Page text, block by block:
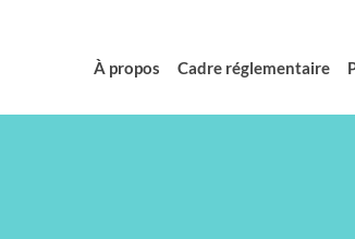
À propos Cadre réglementaire